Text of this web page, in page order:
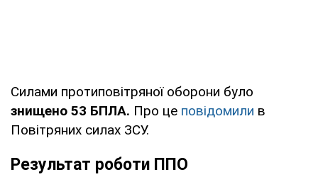
Силами протиповітряної оборони було
знищено 53 БПЛА. Про це повідомили в
Повітряних силах ЗСУ.
Результат роботи ППО